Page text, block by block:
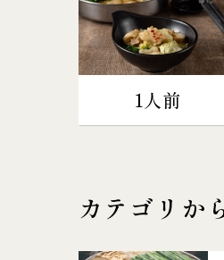
1人前
カテゴリか